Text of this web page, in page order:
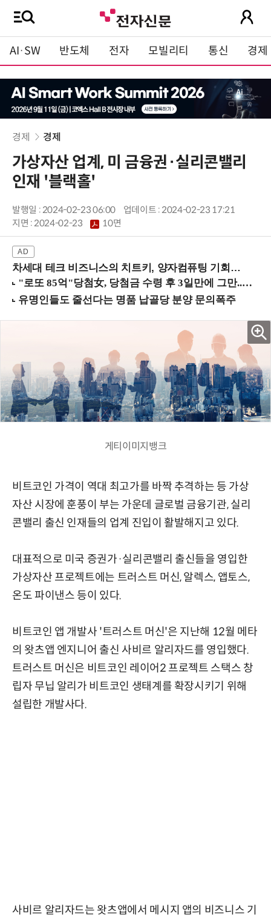
AI·SW 반도체 전자 모빌리티 통신 경제
경제 경제
가상자산 업계, 미 금융권·실리콘밸리
인재 '블랙홀'
발행일 : 2024-02-23 06:00
업데이트 : 2024-02-23 17:21
지면 :2024-02-23 10면
차세대 테크 비즈니스의 치트키, 양자컴퓨팅 기회를 선점하라! (8/28 강남역)
게티이미지뱅크
비트코인 가격이 역대 최고가를 바짝 추격하는 등 가상
자산 시장에 훈풍이 부는 가운데 글로벌 금융기관, 실리
콘밸리 출신 인재들의 업계 진입이 활발해지고 있다.
대표적으로 미국 증권가·실리콘밸리 출신들을 영입한
가상자산 프로젝트에는 트러스트 머신, 알렉스, 앱토스,
온도 파이낸스 등이 있다.
비트코인 앱 개발사 '트러스트 머신'은 지난해 12월 메타
의 왓츠앱 엔지니어 출신 사비르 알리자드를 영입했다.
트러스트 머신은 비트코인 레이어2 프로젝트 스택스 창
립자 무닙 알리가 비트코인 생태계를 확장시키기 위해
설립한 개발사다.
사비르 알리자드는 왓츠앱에서 메시지 앱의 비즈니스 기